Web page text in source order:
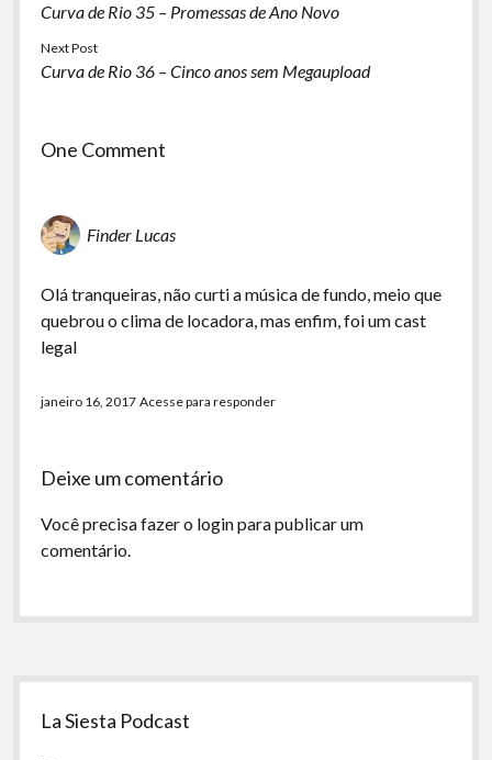
Curva de Rio 35 – Promessas de Ano Novo
Next Post
Curva de Rio 36 – Cinco anos sem Megaupload
One Comment
Finder Lucas
Olá tranqueiras, não curti a música de fundo, meio que
quebrou o clima de locadora, mas enfim, foi um cast
legal
janeiro 16, 2017 Acesse para responder
Deixe um comentário
Você precisa fazer o loginpara publicar um
comentário.
Sidebar
La Siesta Podcast